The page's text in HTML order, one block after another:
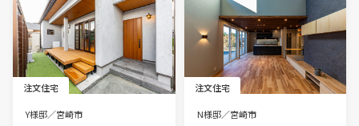
注文住宅
Y様邸 宮崎市
注文住宅
N様邸 宮崎市